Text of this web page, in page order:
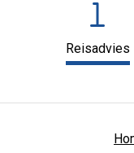
Reisadvies